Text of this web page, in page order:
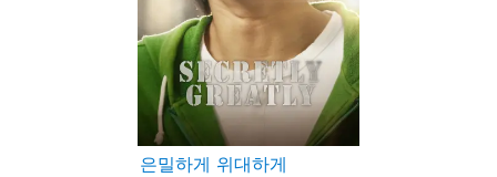
은밀하게 위대하게